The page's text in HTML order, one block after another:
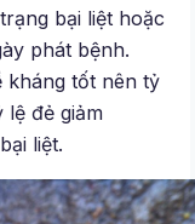
bại liệt hoặc
phát bệnh.
kháng tốt nên tỷ
lệ đẻ giảm
liệt.